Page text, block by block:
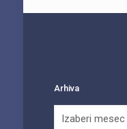
Arhiva